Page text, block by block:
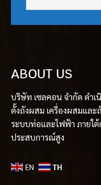
ABOUT US
บริษัท เซลคอน จำกัด ดำ
ตั้งถังผสม เครื่องผสมแล
ระบบท่อและไฟฟ้า ภายใ
ประสบการณ์สูง
EN TH